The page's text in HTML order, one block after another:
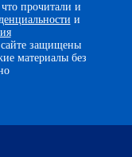
прочитали и
и
защищены
материалы без